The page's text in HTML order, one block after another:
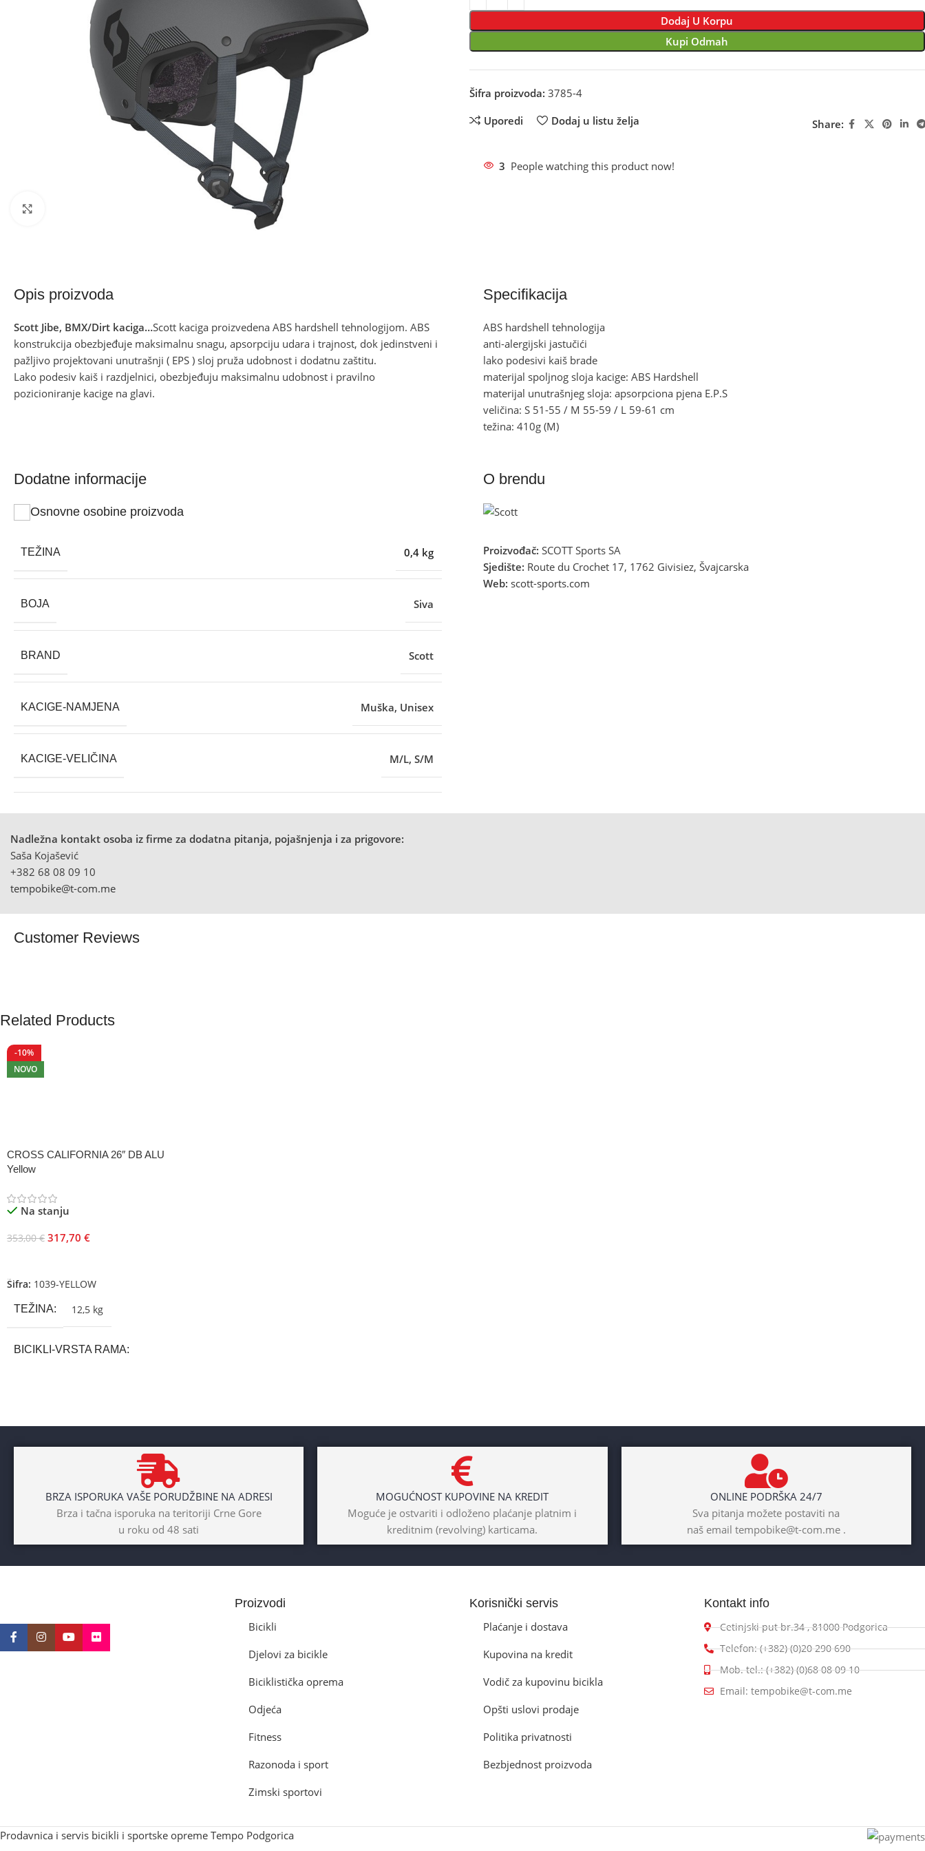
Dodaj U Korpu
Kupi Odmah
Šifra proizvoda: 3785-4
Uporedi Dodaj u listu želja Share:
3 People watching this product now!
Opis proizvoda
Scott Jibe, BMX/Dirt kaciga…Scott kaciga proizvedena ABS hardshell tehnologijom. ABS
konstrukcija obezbjeđuje maksimalnu snagu, apsorpciju udara i trajnost, dok jedinstveni i
pažljivo projektovani unutrašnji ( EPS ) sloj pruža udobnost i dodatnu zaštitu.
Lako podesiv kaiš i razdjelnici, obezbjeđuju maksimalnu udobnost i pravilno
pozicioniranje kacige na glavi.
Specifikacija
ABS hardshell tehnologija
anti-alergijski jastučići
lako podesivi kaiš brade
materijal spoljnog sloja kacige: ABS Hardshell
materijal unutrašnjeg sloja: apsorpciona pjena E.P.S
veličina: S 51-55 / M 55-59 / L 59-61 cm
težina: 410g (M)
Dodatne informacije
Osnovne osobine proizvoda
TEŽINA 0,4 kg
BOJA Siva
BRAND Scott
KACIGE-NAMJENA Muška, Unisex
KACIGE-VELIČINA M/L, S/M
O brendu
Proizvođač: SCOTT Sports SA
Sjedište: Route du Crochet 17, 1762 Givisiez, Švajcarska
Web: scott-sports.com
Nadležna kontakt osoba iz firme za dodatna pitanja, pojašnjenja i za prigovore:
Saša Kojašević
+382 68 08 09 10
tempobike@t-com.me
Customer Reviews
Related Products
-10%
NOVO
CROSS CALIFORNIA 26″ DB ALU
Yellow
Na stanju
353,00€ 317,70 €
Šifra: 1039-YELLOW
TEŽINA 12,5 kg
BICIKLI-VRSTA RAMA
BRAND Cross
Dječaci,Djevojčice,Unisex
BRZA ISPORUKA VAŠE PORUDŽBINE NA ADRESI
Brza i tačna isporuka na teritoriji Crne Gore
u roku od 48 sati
MOGUĆNOST KUPOVINE NA KREDIT
Moguće je ostvariti i odloženo plaćanje platnim i
kreditnim (revolving) karticama.
ONLINE PODRŠKA 24/7
Sva pitanja možete postaviti na
naš email tempobike@t-com.me .
Proizvodi
Bicikli
Djelovi za bicikle
Biciklistička oprema
Odjeća
Fitness
Razonoda i sport
Zimski sportovi
Korisnički servis
Plaćanje i dostava
Kupovina na kredit
Vodič za kupovinu bicikla
Opšti uslovi prodaje
Politika privatnosti
Bezbjednost proizvoda
Kontakt info
Cetinjski put br.34 , 81000 Podgorica
Telefon: (+382) (0)20 290 690
Mob. tel.: (+382) (0)68 08 09 10
Email: tempobike@t-com.me
Prodavnica i servis bicikli i sportske opreme Tempo Podgorica